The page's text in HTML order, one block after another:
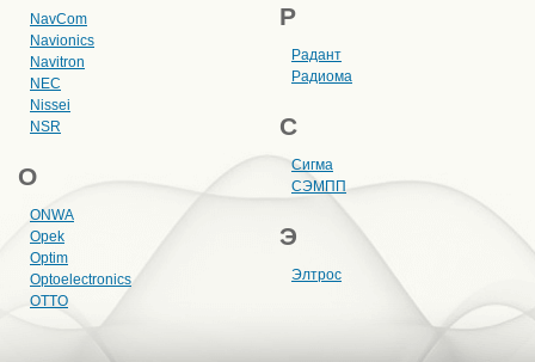
NavCom
Navionics
Navitron
NEC
Nissei
NSR
O
ONWA
Opek
Optim
Optoelectronics
OTTO
Р
Радант
Радиома
С
Сигма
СЭМПП
Э
Элтрос